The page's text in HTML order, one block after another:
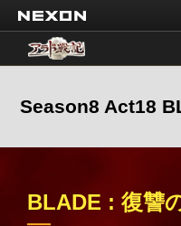
Season8 Act18
転職 : ブレイド
強烈な気運改善
装備オプション変
システム変更事項
その他の変更事項
BLADE : 復讐